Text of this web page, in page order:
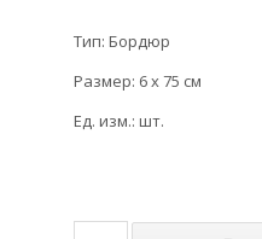
Тип: Бордюр
Размер: 6 x 75 см
Ед. изм.: шт.